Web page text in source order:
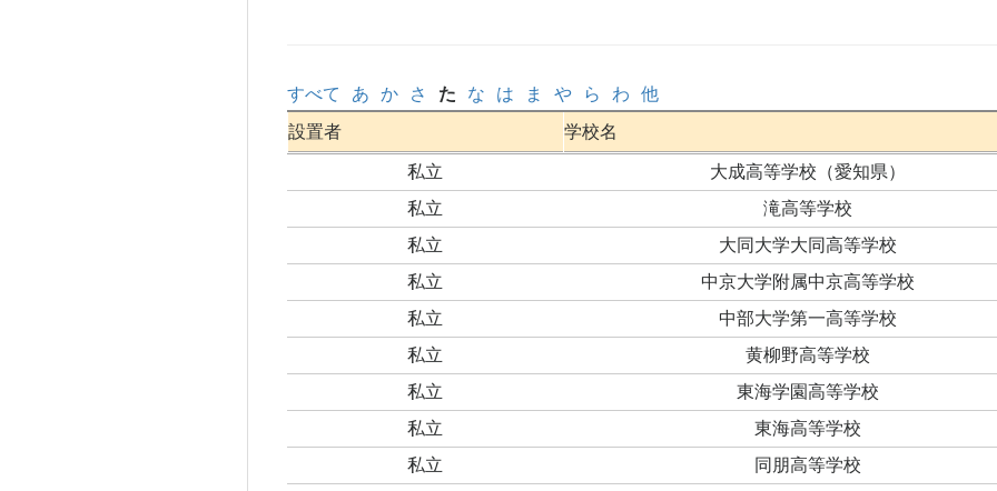
すべて あ か さ た な は ま や ら わ
他
設置者
学校名
私立
大成高等学校（愛知県）
私立
滝高等学校
私立
大同大学大同高等学校
私立
中京大学附属中京高等学校
私立
中部大学第一高等学校
私立
黄柳野高等学校
私立
東海学園高等学校
私立
東海高等学校
私立
同朋高等学校